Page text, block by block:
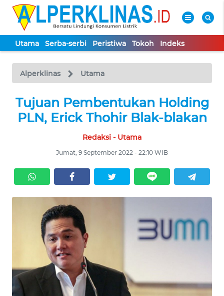
Utama Serba-serbi Peristiwa Tokoh Indeks
Alperklinas Utama
Tujuan Pembentukan Holding
PLN, Erick Thohir Blak-blakan
Redaksi - Utama
Jumat, 9 September 2022 - 22:10 WIB
TV
Tutup
UTAMA
PERISTIWA
TOKOH
KONTAK
KAMI